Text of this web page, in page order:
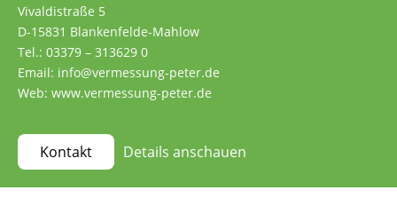
Vivaldistraße 5
D-15831 Blankenfelde-Mahlow
Tel.: 03379 – 313629 0
Email: info@vermessung-peter.de
Web: www.vermessung-peter.de
Kontakt Details anschauen